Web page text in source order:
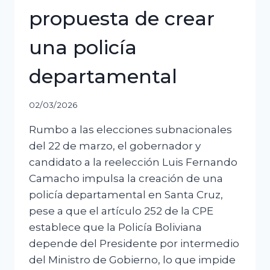
propuesta de crear
una policía
departamental
02/03/2026
Rumbo a las elecciones subnacionales
del 22 de marzo, el gobernador y
candidato a la reelección Luis Fernando
Camacho impulsa la creación de una
policía departamental en Santa Cruz,
pese a que el artículo 252 de la CPE
establece que la Policía Boliviana
depende del Presidente por intermedio
del Ministro de Gobierno, lo que impide